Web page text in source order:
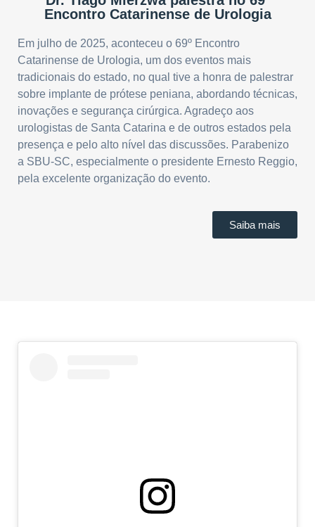
Encontro Catarinense de Urologia
Em julho de 2025, aconteceu o 69º Encontro
Catarinense de Urologia, um dos eventos mais
tradicionais do estado, no qual tive a honra de palestrar
sobre implante de prótese peniana, abordando técnicas,
inovações e segurança cirúrgica. Agradeço aos
urologistas de Santa Catarina e de outros estados pela
presença e pelo alto nível das discussões. Parabenizo
a SBU-SC, especialmente o presidente Ernesto Reggio,
pela excelente organização do evento.
Saiba mais